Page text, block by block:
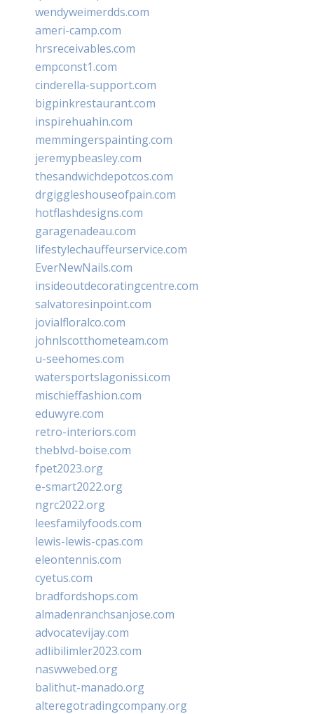
wendyweimerdds.com
ameri-camp.com
hrsreceivables.com
empconst1.com
cinderella-support.com
bigpinkrestaurant.com
inspirehuahin.com
memmingerspainting.com
jeremypbeasley.com
thesandwichdepotcos.com
drgiggleshouseofpain.com
hotflashdesigns.com
garagenadeau.com
lifestylechauffeurservice.com
EverNewNails.com
insideoutdecoratingcentre.com
salvatoresinpoint.com
jovialfloralco.com
johnlscotthometeam.com
u-seehomes.com
watersportslagonissi.com
mischieffashion.com
eduwyre.com
retro-interiors.com
theblvd-boise.com
fpet2023.org
e-smart2022.org
ngrc2022.org
leesfamilyfoods.com
lewis-lewis-cpas.com
eleontennis.com
cyetus.com
bradfordshops.com
almadenranchsanjose.com
advocatevijay.com
adlibilimler2023.com
naswwebed.org
balithut-manado.org
alteregotradingcompany.org